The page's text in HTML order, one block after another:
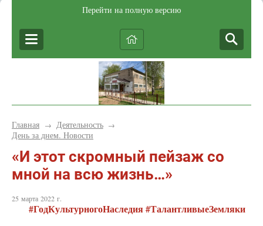
Перейти на полную версию
Главная → Деятельность →
День за днем. Новости
«И этот скромный пейзаж со
мной на всю жизнь…»
25 марта 2022 г.
#ГодКультурногоНаследия #ТалантливыеЗемляки